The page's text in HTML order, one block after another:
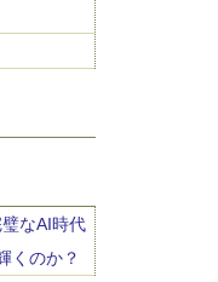
なAI時代
くのか？